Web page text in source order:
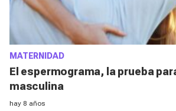
MATERNIDAD
El espermograma, la prueba
masculina
hay 8 años